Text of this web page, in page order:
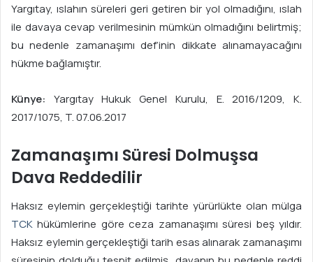
Yargıtay, ıslahın süreleri geri getiren bir yol olmadığını, ıslah
ile davaya cevap verilmesinin mümkün olmadığını belirtmiş;
bu nedenle zamanaşımı def’inin dikkate alınamayacağını
hükme bağlamıştır.
Künye: Yargıtay Hukuk Genel Kurulu, E. 2016/1209, K.
2017/1075, T. 07.06.2017
Zamanaşımı Süresi Dolmuşsa
Dava Reddedilir
Haksız eylemin gerçekleştiği tarihte yürürlükte olan mülga
TCK hükümlerine göre ceza zamanaşımı süresi beş yıldır.
Haksız eylemin gerçekleştiği tarih esas alınarak zamanaşımı